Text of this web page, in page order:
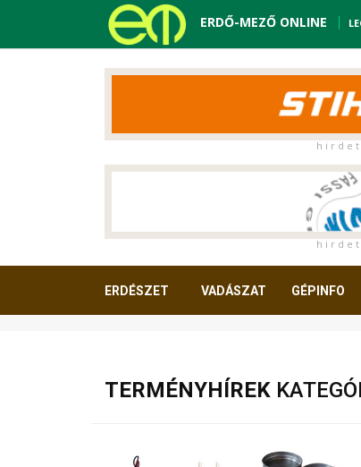
ERDŐ-MEZŐ ONLINE
h i r d e t
h i r d e t
ERDÉSZET VADÁSZAT GÉPINFO
TERMÉNYHÍREK